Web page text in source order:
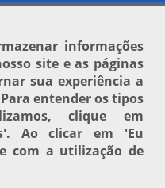
informações
site e as páginas
sua experiência a
entender os tipos
clique em
. Ao clicar em 'Eu
com a utilização de